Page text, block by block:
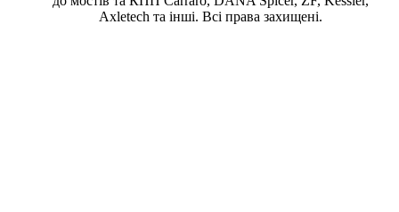
Axletech та інші. Всі права захищені.